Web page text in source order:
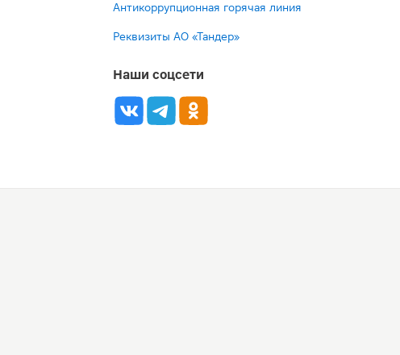
Антикоррупционная горячая линия
Реквизиты АО «Тандер»
Наши соцсети